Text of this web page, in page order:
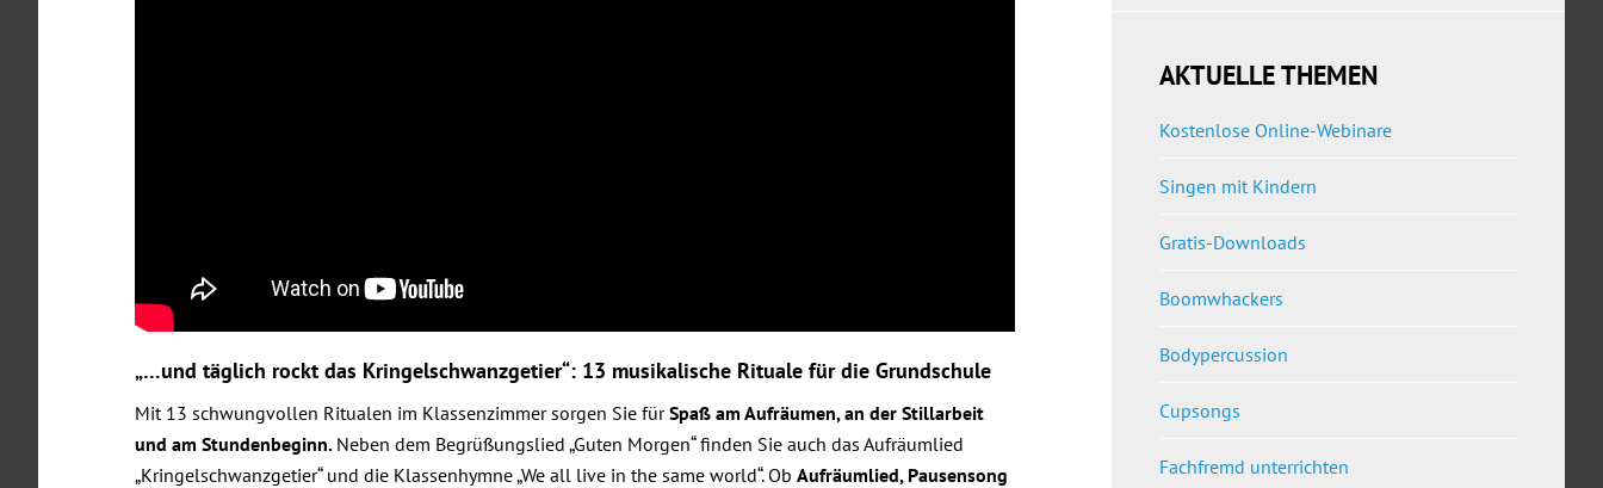
„…und täglich rockt das Kringelschwanzgetier“: 13 musikalische Rituale für die Grundschule
Mit 13 schwungvollen Ritualen im Klassenzimmer sorgen Sie fürSpaß am Aufräumen, an der Stillarbeit
und am Stundenbeginn. Neben dem Begrüßungslied „Guten Morgen“ finden Sie auch das Aufräumlied
„Kringelschwanzgetier“ und die Klassenhymne „We all live in the same world“. Ob Aufräumlied, Pausensong
AKTUELLE THEMEN
Kostenlose Online-Webinare
Singen mit Kindern
Gratis-Downloads
Boomwhackers
Bodypercussion
Cupsongs
Fachfremd unterrichten